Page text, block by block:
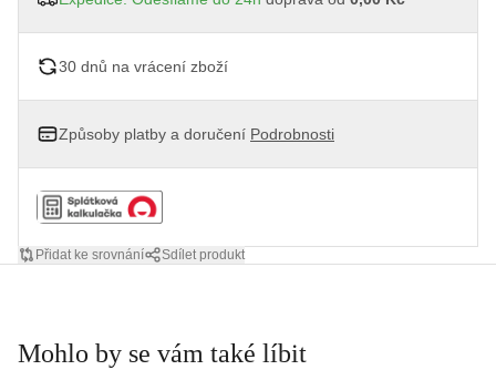
30 dnů na vrácení zboží
Způsoby platby a doručení Podrobnosti
Přidat ke srovnání Sdílet produkt
Mohlo by se vám také líbit